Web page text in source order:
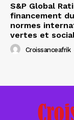
S&P Global
financement
normes
vertes et
Croissanceafrik